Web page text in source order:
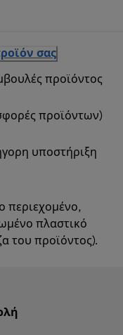
σας
προϊόντος
προϊόντων)
υποστήριξη
περιεχομένο,
πλαστικό
του προϊόντος).